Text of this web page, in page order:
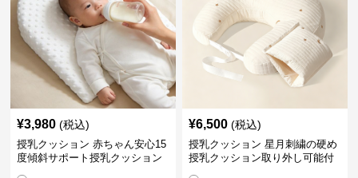
¥3,980 (税込)
授乳クッション 赤ちゃん安心15
度傾斜サポート授乳クッション
¥6,500 (税込)
授乳クッション 星月刺繍の硬め
授乳クッション取り外し可能付